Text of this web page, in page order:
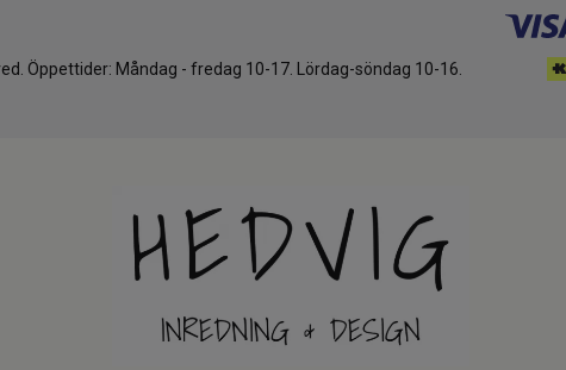
Öppettider: Måndag - fredag 10-17. Lördag-söndag 10-16.